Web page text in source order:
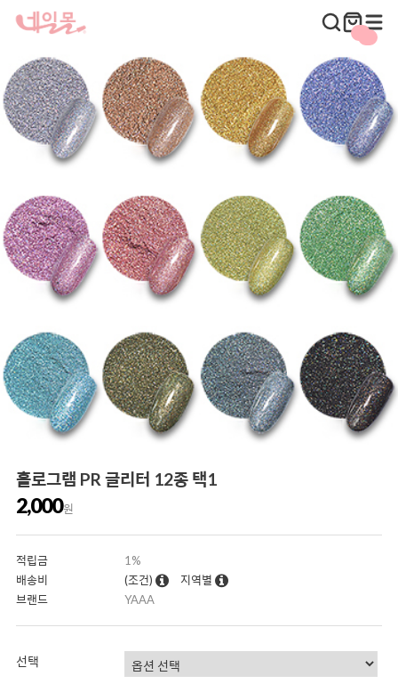
홀로그램 PR 글리터 12종 택1
2,000원
적립금
1%
배송비
(조건)
지역별
브랜드
YAAA
선택